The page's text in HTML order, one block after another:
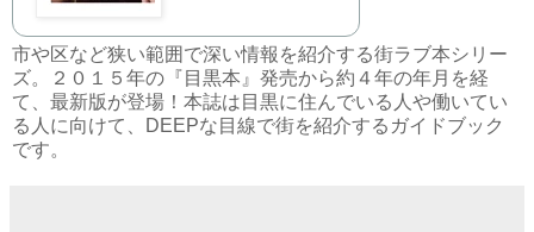
市や区など狭い範囲で深い情報を紹介する街ラブ本シリー
ズ。２０１５年の『目黒本』発売から約４年の年月を経
て、最新版が登場！本誌は目黒に住んでいる人や働いてい
る人に向けて、DEEPな目線で街を紹介するガイドブック
です。